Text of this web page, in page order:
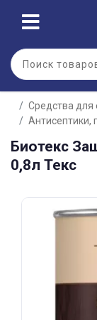
Средства для
Антисептики,
Биотекс
0,8л Текс
Для клиентов
оплату
без
График